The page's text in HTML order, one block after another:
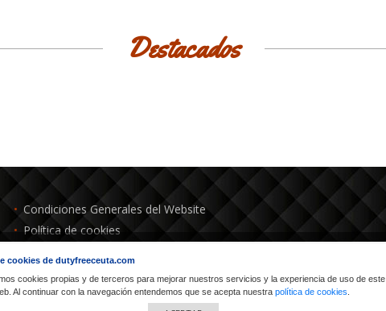
Destacados
Condiciones Generales del Website
Política de cookies
Política de devoluciones
cookies de dutyfreeceuta.com
cookies propias y de terceros para mejorar nuestros servicios y la experiencia de uso de este
Al continuar con la navegación entendemos que se acepta nuestra política de cookies